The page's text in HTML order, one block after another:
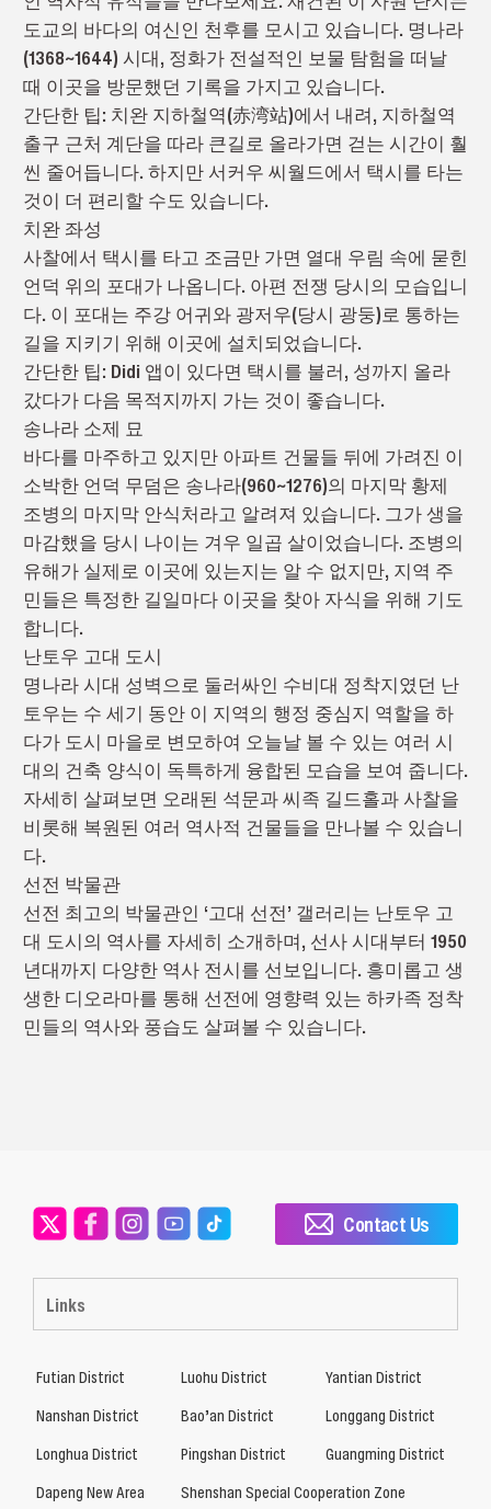
도교의 바다의 여신인 천후를 모시고 있습니다. 명나라
(1368~1644) 시대, 정화가 전설적인 보물 탐험을 떠날
때 이곳을 방문했던 기록을 가지고 있습니다.
간단한 팁: 치완 지하철역(赤湾站)에서 내려, 지하철역
출구 근처 계단을 따라 큰길로 올라가면 걷는 시간이 훨
씬 줄어듭니다. 하지만 서커우 씨월드에서 택시를 타는
것이 더 편리할 수도 있습니다.
치완 좌성
사찰에서 택시를 타고 조금만 가면 열대 우림 속에 묻힌
언덕 위의 포대가 나옵니다. 아편 전쟁 당시의 모습입니
다. 이 포대는 주강 어귀와 광저우(당시 광둥)로 통하는
길을 지키기 위해 이곳에 설치되었습니다.
간단한 팁: Didi 앱이 있다면 택시를 불러, 성까지 올라
갔다가 다음 목적지까지 가는 것이 좋습니다.
송나라 소제 묘
바다를 마주하고 있지만 아파트 건물들 뒤에 가려진 이
소박한 언덕 무덤은 송나라(960~1276)의 마지막 황제
조병의 마지막 안식처라고 알려져 있습니다. 그가생을
마감했을 당시 나이는 겨우 일곱 살이었습니다. 조병의
유해가 실제로 이곳에 있는지는 알 수 없지만, 지역 주
민들은 특정한 길일마다 이곳을 찾아 자식을 위해 기도
합니다.
난토우 고대 도시
명나라 시대 성벽으로 둘러싸인 수비대 정착지였던 난
토우는 수 세기 동안 이 지역의 행정 중심지 역할을 하
다가 도시 마을로 변모하여 오늘날 볼 수 있는 여러 시
대의 건축 양식이 독특하게 융합된 모습을 보여 줍니다.
자세히 살펴보면 오래된 석문과 씨족 길드홀과 사찰을
비롯해 복원된 여러 역사적 건물들을 만나볼 수 있습니
다.
선전 박물관
선전 최고의 박물관인 ‘고대 선전’ 갤러리는 난토우 고
대 도시의 역사를 자세히 소개하며, 선사 시대부터 1950
년대까지 다양한 역사 전시를 선보입니다. 흥미롭고 생
생한 디오라마를 통해 선전에 영향력 있는 하카족 정착
민들의 역사와 풍습도 살펴볼 수 있습니다.
Links
Contact Us
Futian District Luohu District
Yantian District
Nanshan District
Bao’an District
Longgang District
Longhua District
Pingshan District
Guangming District
Dapeng New Area
Shenshan Special Cooperation Zone